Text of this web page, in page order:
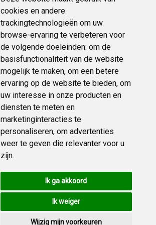
cookies en andere
trackingtechnologieën om uw
browse-ervaring te verbeteren voor
de volgende doeleinden: om de
basisfunctionaliteit van de website
mogelijk te maken, om een betere
ervaring op de website te bieden, om
uw interesse in onze producten en
diensten te meten en
marketinginteracties te
personaliseren, om advertenties
weer te geven die relevanter voor u
zijn.
Ik ga akkoord
Ik weiger
Wijzig mijn voorkeuren
Lampen folie
Functionele folie
Keukenfolie korting
Op bestelling
Pagina delen